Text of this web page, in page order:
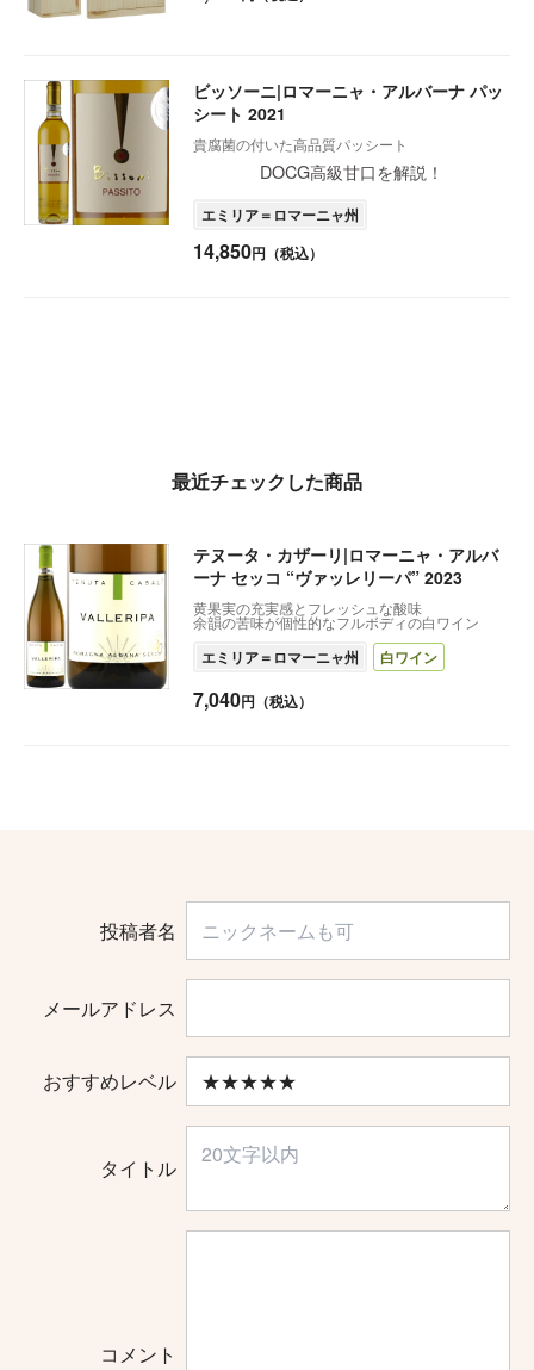
ビッソーニ|ロマーニャ・アルバーナ パッ
シート 2021
貴腐菌の付いた高品質パッシート
DOCG高級甘口を解説！
エミリア＝ロマーニャ州
14,850円（税込）
最近チェックした商品
テヌータ・カザーリ|ロマーニャ・アルバ
ーナ セッコ “ヴァッレリーパ” 2023
黄果実の充実感とフレッシュな酸味
余韻の苦味が個性的なフルボディの白ワイン
エミリア＝ロマーニャ州 白ワイン
7,040円（税込）
投稿者名
メールアドレス
おすすめレベル
タイトル
コメント